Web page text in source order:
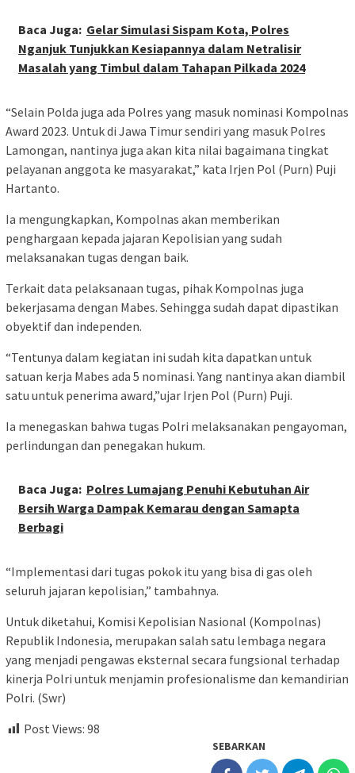
Baca Juga: Gelar Simulasi Sispam Kota, Polres
Nganjuk Tunjukkan Kesiapannya dalam Netralisir
Masalah yang Timbul dalam Tahapan Pilkada 2024
“Selain Polda juga ada Polres yang masuk nominasi Kompolnas
Award 2023. Untuk di Jawa Timur sendiri yang masuk Polres
Lamongan, nantinya juga akan kita nilai bagaimana tingkat
pelayanan anggota ke masyarakat,” kata Irjen Pol (Purn) Puji
Hartanto.
Ia mengungkapkan, Kompolnas akan memberikan
penghargaan kepada jajaran Kepolisian yang sudah
melaksanakan tugas dengan baik.
Terkait data pelaksanaan tugas, pihak Kompolnas juga
bekerjasama dengan Mabes. Sehingga sudah dapat dipastikan
obyektif dan independen.
“Tentunya dalam kegiatan ini sudah kita dapatkan untuk
satuan kerja Mabes ada 5 nominasi. Yang nantinya akan diambil
satu untuk penerima award,”ujar Irjen Pol (Purn) Puji.
Ia menegaskan bahwa tugas Polri melaksanakan pengayoman,
perlindungan dan penegakan hukum.
Baca Juga: Polres Lumajang Penuhi Kebutuhan Air
Bersih Warga Dampak Kemarau dengan Samapta
Berbagi
“Implementasi dari tugas pokok itu yang bisa di gas oleh
seluruh jajaran kepolisian,” tambahnya.
Untuk diketahui, Komisi Kepolisian Nasional (Kompolnas)
Republik Indonesia, merupakan salah satu lembaga negara
yang menjadi pengawas eksternal secara fungsional terhadap
kinerja Polri untuk menjamin profesionalisme dan kemandirian
Polri. (Swr)
Post Views: 98
SEBARKAN